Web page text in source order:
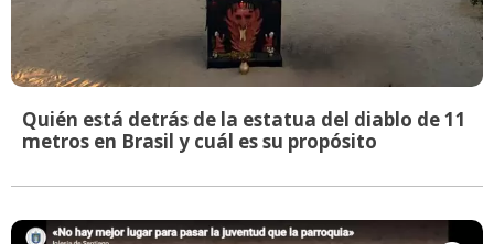
Quién está detrás de la estatua del diablo de 11
metros en Brasil y cuál es su propósito